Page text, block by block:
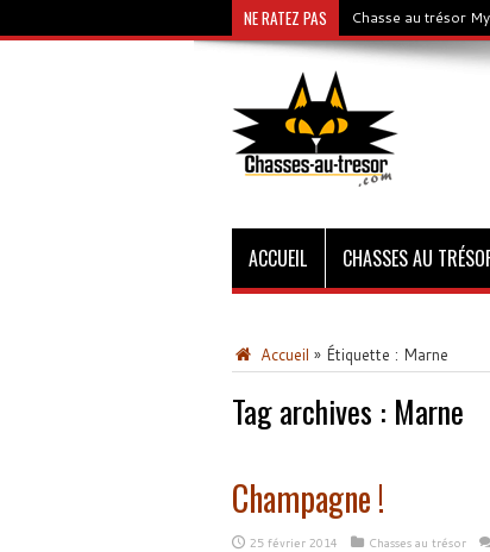
NE RATEZ PAS Chasse au trésor
ACCUEIL CHASSES AU
Accueil » Étiquette : Marne
Tag archives : Marne
Champagne !
25 février 2014 Chasses au trésor